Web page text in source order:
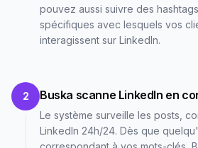
pouvez aussi suivre des
spécifiques avec lesquels vos
interagissent sur LinkedIn.
2 Buska scanne LinkedIn en
Le système surveille les posts,
LinkedIn 24h/24. Dès que